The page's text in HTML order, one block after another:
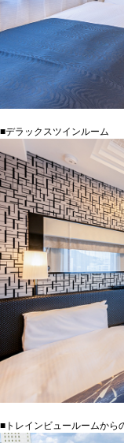
■デラックスツインルーム
■トレインビュールームから